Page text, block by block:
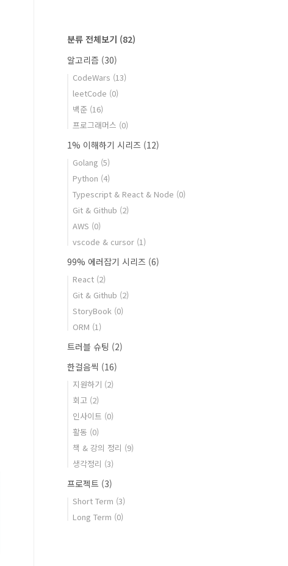
분류 전체보기 (82)
알고리즘 (30)
CodeWars (13)
leetCode (0)
백준 (16)
프로그래머스 (0)
1% 이해하기 시리즈 (12)
Golang (5)
Python (4)
Typescript & React & Node (0)
Git & Github (2)
AWS (0)
vscode & cursor (1)
99% 에러잡기 시리즈 (6)
React (2)
Git & Github (2)
StoryBook (0)
ORM (1)
트러블 슈팅 (2)
한걸음씩 (16)
지원하기 (2)
회고 (2)
인사이트 (0)
활동 (0)
책 & 강의 정리 (9)
생각정리 (3)
프로젝트 (3)
Short Term (3)
Long Term (0)